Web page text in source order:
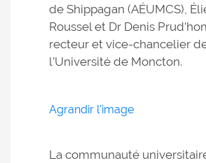
de Shippagan (AÉUMCS),
Roussel et Dr Denis
recteur et vice-chancelier
l’Université de Moncton.
Agrandir l'image
La communauté